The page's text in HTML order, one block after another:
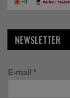
NEWSLETTER
E-mail *